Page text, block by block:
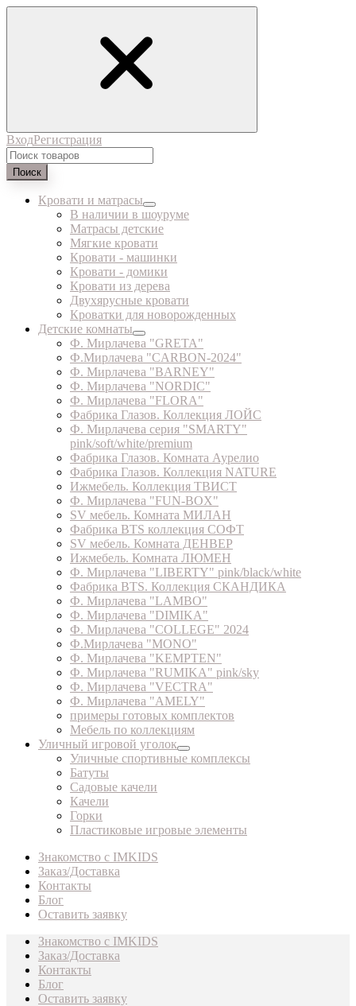
ВходРегистрация
Поиск
Кровати и матрасы
В наличии в шоуруме
Матрасы детские
Мягкие кровати
Кровати - машинки
Кровати - домики
Кровати из дерева
Двухярусные кровати
Кроватки для новорожденных
Детские комнаты
Ф. Мирлачева "GRETA"
Ф.Мирлачева "CARBON-2024"
Ф. Мирлачева "BARNEY"
Ф. Мирлачева "NORDIC"
Ф. Мирлачева "FLORA"
Фабрика Глазов. Коллекция ЛОЙС
Ф. Мирлачева серия "SMARTY"
pink/soft/white/premium
Фабрика Глазов. Комната Аурелио
Фабрика Глазов. Коллекция NATURE
Ижмебель. Коллекция ТВИСТ
Ф. Мирлачева "FUN-BOX"
SV мебель. Комната МИЛАН
Фабрика BTS коллекция СОФТ
SV мебель. Комната ДЕНВЕР
Ижмебель. Комната ЛЮМЕН
Ф. Мирлачева "LIBERTY" pink/black/white
Фабрика BTS. Коллекция СКАНДИКА
Ф. Мирлачева "LAMBO"
Ф. Мирлачева "DIMIKA"
Ф. Мирлачева "COLLEGE" 2024
Ф.Мирлачева "MONO"
Ф. Мирлачева "KEMPTEN"
Ф. Мирлачева "RUMIKA" pink/sky
Ф. Мирлачева "VECTRA"
Ф. Мирлачева "AMELY"
примеры готовых комплектов
Мебель по коллекциям
Уличный игровой уголок
Уличные спортивные комплексы
Батуты
Садовые качели
Качели
Горки
Пластиковые игровые элементы
Знакомство с IMKIDS
Заказ/Доставка
Контакты
Блог
Оставить заявку
Знакомство с IMKIDS
Заказ/Доставка
Контакты
Блог
Оставить заявку